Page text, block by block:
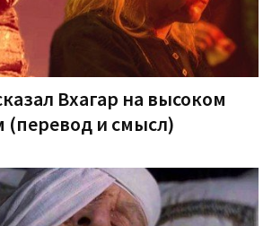
Вхагар на высоком
(перевод и смысл)